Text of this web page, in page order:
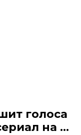
голоса
на ...